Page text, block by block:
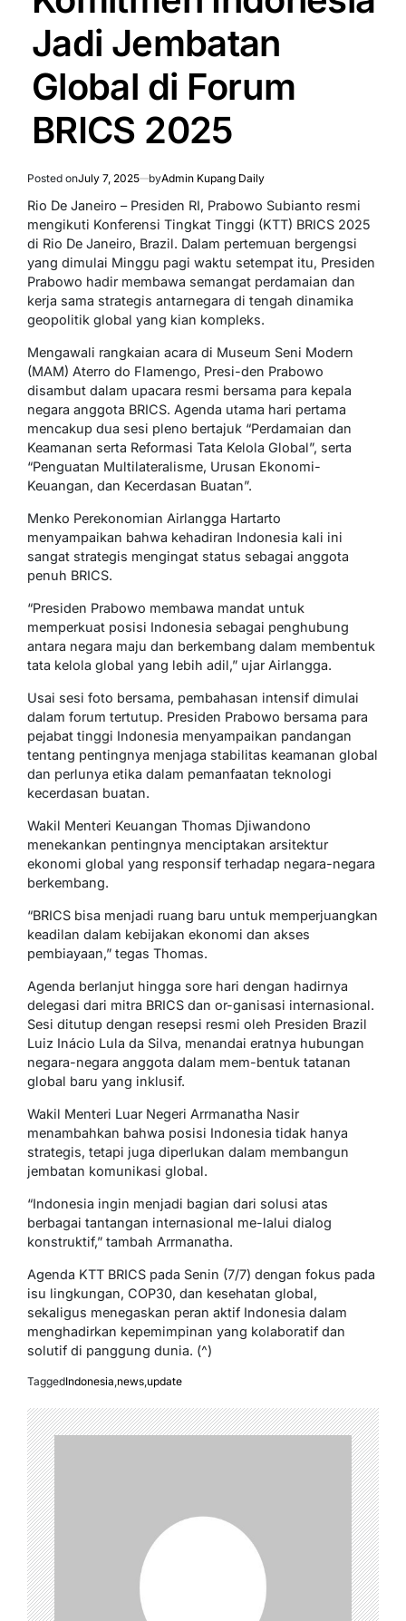
Jadi Jembatan
Global di Forum
BRICS 2025
Posted onJuly 7, 2025 byAdmin Kupang Daily
Rio De Janeiro – Presiden RI, Prabowo Subianto resmi
mengikuti Konferensi Tingkat Tinggi (KTT) BRICS 2025
di Rio De Janeiro, Brazil. Dalam pertemuan bergengsi
yang dimulai Minggu pagi waktu setempat itu, Presiden
Prabowo hadir membawa semangat perdamaian dan
kerja sama strategis antarnegara di tengah dinamika
geopolitik global yang kian kompleks.
Mengawali rangkaian acara di Museum Seni Modern
(MAM) Aterro do Flamengo, Presi-den Prabowo
disambut dalam upacara resmi bersama para kepala
negara anggota BRICS. Agenda utama hari pertama
mencakup dua sesi pleno bertajuk “Perdamaian dan
Keamanan serta Reformasi Tata Kelola Global”, serta
“Penguatan Multilateralisme, Urusan Ekonomi-
Keuangan, dan Kecerdasan Buatan”.
Menko Perekonomian Airlangga Hartarto
menyampaikan bahwa kehadiran Indonesia kali ini
sangat strategis mengingat status sebagai anggota
penuh BRICS.
“Presiden Prabowo membawa mandat untuk
memperkuat posisi Indonesia sebagai penghubung
antara negara maju dan berkembang dalam membentuk
tata kelola global yang lebih adil,” ujar Airlangga.
Usai sesi foto bersama, pembahasan intensif dimulai
dalam forum tertutup. Presiden Prabowo bersama para
pejabat tinggi Indonesia menyampaikan pandangan
tentang pentingnya menjaga stabilitas keamanan global
dan perlunya etika dalam pemanfaatan teknologi
kecerdasan buatan.
Wakil Menteri Keuangan Thomas Djiwandono
menekankan pentingnya menciptakan arsitektur
ekonomi global yang responsif terhadap negara-negara
berkembang.
“BRICS bisa menjadi ruang baru untuk memperjuangkan
keadilan dalam kebijakan ekonomi dan akses
pembiayaan,” tegas Thomas.
Agenda berlanjut hingga sore hari dengan hadirnya
delegasi dari mitra BRICS dan or-ganisasi internasional.
Sesi ditutup dengan resepsi resmi oleh Presiden Brazil
Luiz Inácio Lula da Silva, menandai eratnya hubungan
negara-negara anggota dalam mem-bentuk tatanan
global baru yang inklusif.
Wakil Menteri Luar Negeri Arrmanatha Nasir
menambahkan bahwa posisi Indonesia tidak hanya
strategis, tetapi juga diperlukan dalam membangun
jembatan komunikasi global.
“Indonesia ingin menjadi bagian dari solusi atas
berbagai tantangan internasional me-lalui dialog
konstruktif,” tambah Arrmanatha.
Agenda KTT BRICS pada Senin (7/7) dengan fokus pada
isu lingkungan, COP30, dan kesehatan global,
sekaligus menegaskan peran aktif Indonesia dalam
menghadirkan kepemimpinan yang kolaboratif dan
solutif di panggung dunia. (^)
TaggedIndonesia,news,update